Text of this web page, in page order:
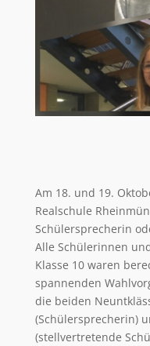
Am 18. und 19.
Realschule
Schülersprecherin
Alle Schülerinnen
Klasse 10 waren
spannenden
die beiden
(Schülersprecherin)
(stellvertretende